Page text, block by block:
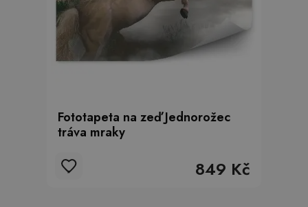
Fototapeta na zeď Jednorožec
tráva mraky
849 Kč